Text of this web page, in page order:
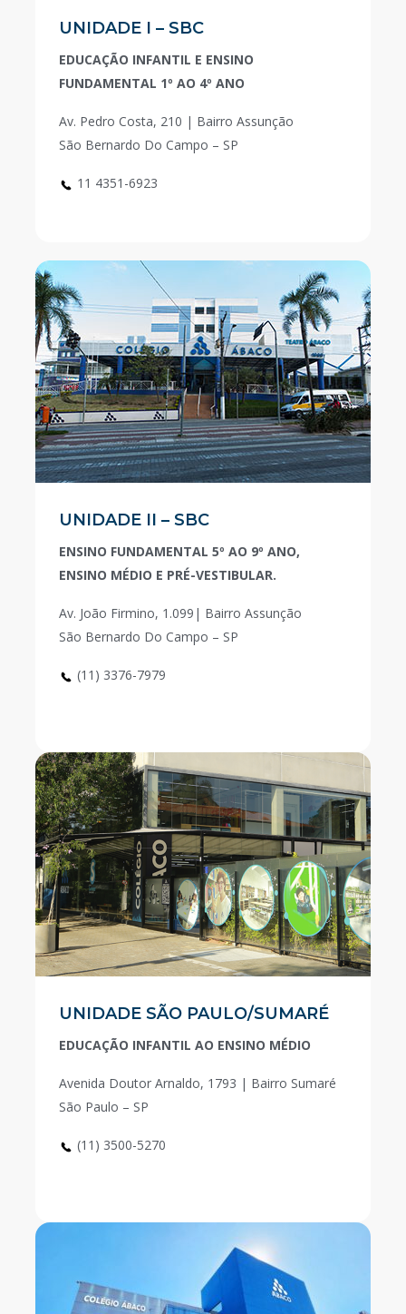
UNIDADE I – SBC
EDUCAÇÃO INFANTIL E ENSINO
FUNDAMENTAL 1º AO 4º ANO
Av. Pedro Costa, 210 | Bairro Assunção
São Bernardo Do Campo – SP
11 4351-6923
UNIDADE II – SBC
ENSINO FUNDAMENTAL 5º AO 9º ANO,
ENSINO MÉDIO E PRÉ-VESTIBULAR.
Av. João Firmino, 1.099| Bairro Assunção
São Bernardo Do Campo – SP
(11) 3376-7979
UNIDADE SÃO PAULO/SUMARÉ
EDUCAÇÃO INFANTIL AO ENSINO MÉDIO
Avenida Doutor Arnaldo, 1793 | Bairro Sumaré
São Paulo – SP
(11) 3500-5270